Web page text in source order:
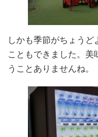
しかも季節がちょうど
こともできました。
うことありませんね。